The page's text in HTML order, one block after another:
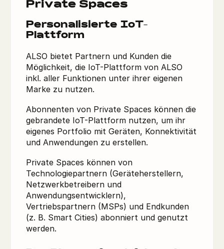
Private Spaces
Personalisierte IoT-
Plattform
ALSO bietet Partnern und Kunden die
Möglichkeit, die IoT-Plattform von ALSO
inkl. aller Funktionen unter ihrer eigenen
Marke zu nutzen.
Abonnenten von Private Spaces können die
gebrandete IoT-Plattform nutzen, um ihr
eigenes Portfolio mit Geräten, Konnektivität
und Anwendungen zu erstellen.
Private Spaces können von
Technologiepartnern (Geräteherstellern,
Netzwerkbetreibern und
Anwendungsentwicklern),
Vertriebspartnern (MSPs) und Endkunden
(z. B. Smart Cities) abonniert und genutzt
werden.